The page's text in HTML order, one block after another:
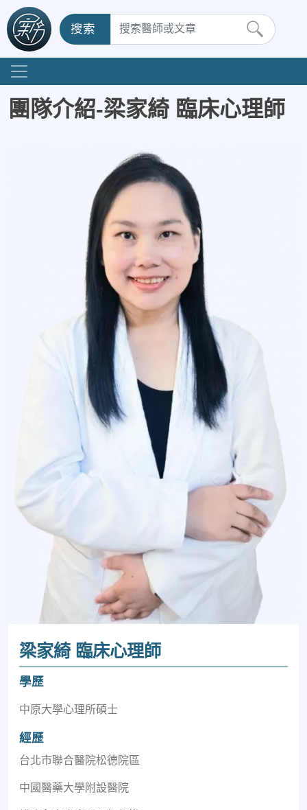
搜索
團隊介紹-梁家綺 臨床心理師
梁家綺 臨床心理師
學歷
中原大學心理所碩士
經歷
台北市聯合醫院松德院區
中國醫藥大學附設醫院